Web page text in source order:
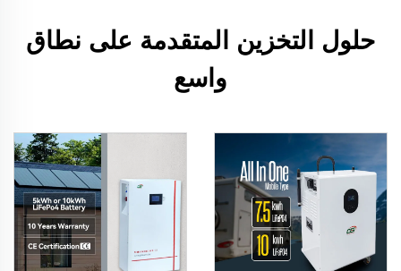
حلول التخزين المتقدمة على نطاق
واسع